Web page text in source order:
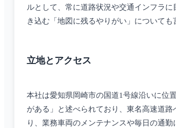
ルとして、常に道路状況や交通インフラ
き込む「地図に残るやりがい」について
立地とアクセス
本社は愛知県岡崎市の国道1号線沿いに位
がある」と述べられており、東名高速道
り、業務車両のメンテナンスや毎日の通